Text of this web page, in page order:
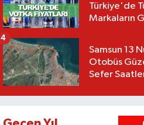
Türkiye'de
Markaların
Samsun 13
Otobüs
Sefer
4